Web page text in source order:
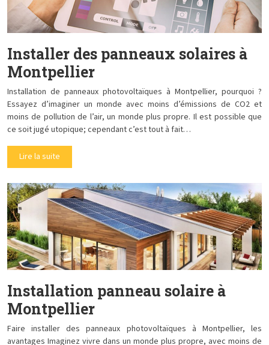
Installer des panneaux solaires à
Montpellier
Installation de panneaux photovoltaïques à Montpellier, pourquoi ?
Essayez d’imaginer un monde avec moins d’émissions de CO2 et
moins de pollution de l’air, un monde plus propre. Il est possible que
ce soit jugé utopique; cependant c’est tout à fait…
Lire la suite
Installation panneau solaire à
Montpellier
Faire installer des panneaux photovoltaïques à Montpellier, les
avantages Imaginez vivre dans un monde plus propre, avec moins de